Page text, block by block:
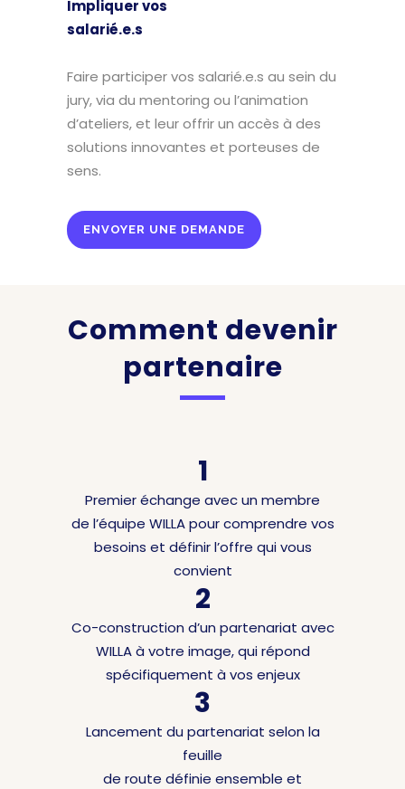
Impliquer vos
salarié.e.s
Faire participer vos salarié.e.s au sein du
jury, via du mentoring ou l’animation
d’ateliers, et leur offrir un accès à des
solutions innovantes et porteuses de
sens.
ENVOYER UNE DEMANDE
Comment devenir
partenaire
1
Premier échange avec un membre
de l’équipe WILLA pour comprendre vos
besoins et définir l’offre qui vous
convient
2
Co-construction d’un partenariat avec
WILLA à votre image, qui répond
spécifiquement à vos enjeux
3
Lancement du partenariat selon la
feuille
de route définie ensemble et